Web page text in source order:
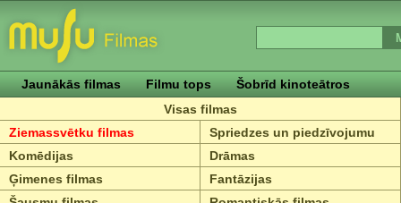
Jaunākās filmas Filmu tops
Šobrīd kinoteātros
Visas filmas
Ziemassvētku filmas
Spriedzes un piedzīvojumu
Komēdijas
Drāmas
Ģimenes filmas
Fantāzijas